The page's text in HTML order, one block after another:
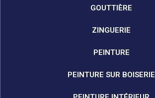
GOUTTIÈRE
ZINGUERIE
PEINTURE
PEINTURE SUR BOISERIE